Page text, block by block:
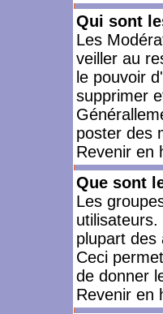
Qui sont
Les
veiller au
le pouvoir
supprimer
poster des
Revenir en
Que sont
Les
plupart des
Ceci
de donner
Revenir en